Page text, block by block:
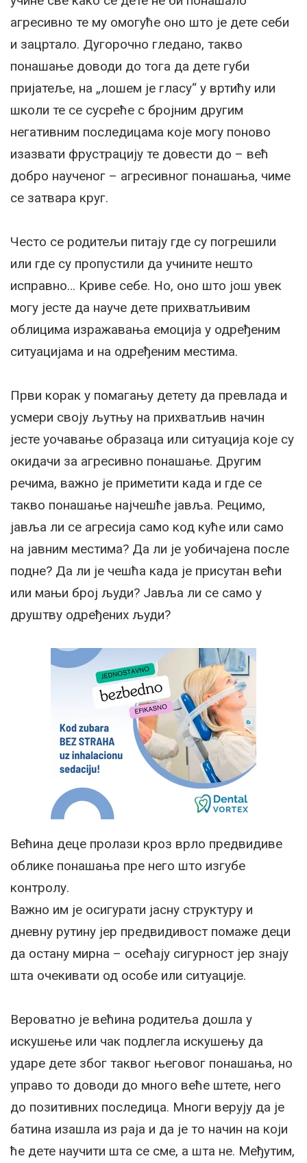
агресивно те му омогуће оно што је дете себи
и зацртало. Дугорочно гледано, такво
понашање доводи до тога да дете губи
пријатеље, на „лошем је гласу“ у вртићу или
школи те се сусреће с бројним другим
негативним последицама које могу поново
изазвати фрустрацију те довести до – већ
добро наученог – агресивног понашања, чиме
се затвара круг.
Често се родитељи питају где су погрешили
или где су пропустили да учините нешто
исправно… Kриве себе. Но, оно што још увек
могу јесте да науче дете прихватљивим
облицима изражавања емоција у одређеним
ситуацијама и на одређеним местима.
Први корак у помагању детету да превлада и
усмери своју љутњу на прихватљив начин
јесте уочавање образаца или ситуација које су
окидачи за агресивно понашање. Другим
речима, важно је приметити када и где се
такво понашање најчешће јавља. Рецимо,
јавља ли се агресија само код куће или само
на јавним местима? Да ли је уобичајена после
подне? Да ли је чешћа када је присутан већи
или мањи број људи? Јавља ли се само у
друштву одређених људи?
Већина деце пролази кроз врло предвидиве
облике понашања пре него што изгубе
контролу.
Важно им је осигурати јасну структуру и
дневну рутину јер предвидивост помаже деци
да остану мирна – осећају сигурност јер знају
шта очекивати од особе или ситуације.
Вероватно је већина родитеља дошла у
искушење или чак подлегла искушењу да
ударе дете због таквог његовог понашања, но
управо то доводи до много веће штете, него
до позитивних последица. Многи верују да је
батина изашла из раја и да је то начин на који
ће дете научити шта се сме, а шта не. Међутим,